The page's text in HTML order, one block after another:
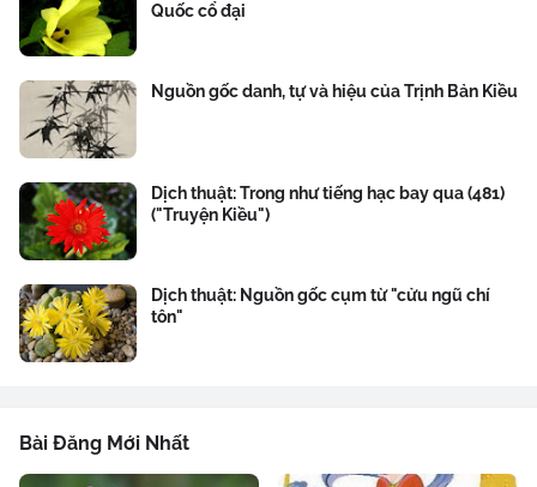
Quốc cổ đại
Nguồn gốc danh, tự và hiệu của Trịnh Bản Kiều
Dịch thuật: Trong như tiếng hạc bay qua (481)
("Truyện Kiều")
Dịch thuật: Nguồn gốc cụm từ "cửu ngũ chí
tôn"
Bài Đăng Mới Nhất